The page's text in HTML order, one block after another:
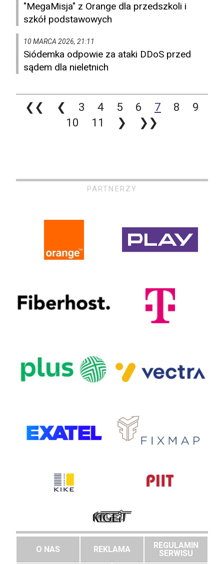
"MegaMisja" z Orange dla przedszkoli i
szkół podstawowych
10 MARCA 2026, 21:11
Siódemka odpowie za ataki DDoS przed
sądem dla nieletnich
❮❮ ❮ 3 4 5 6 7 8
9
10
11 ❯ ❯❯
PARTNERZY
O NAS REKLAMA
REGULAMIN
SERWISU